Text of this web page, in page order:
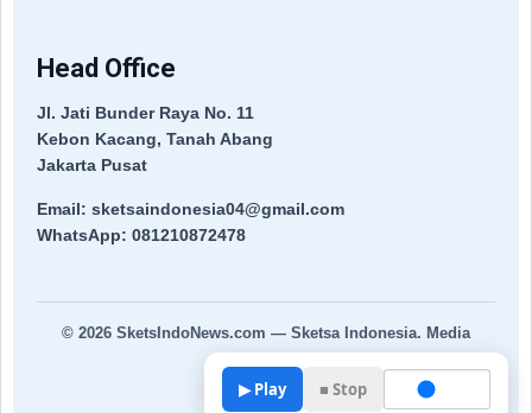
Head Office
Jl. Jati Bunder Raya No. 11
Kebon Kacang, Tanah Abang
Jakarta Pusat
Email: sketsaindonesia04@gmail.com
WhatsApp: 081210872478
© 2026 SketsIndoNews.com — Sketsa Indonesia. Media
▶ Play ■ Stop